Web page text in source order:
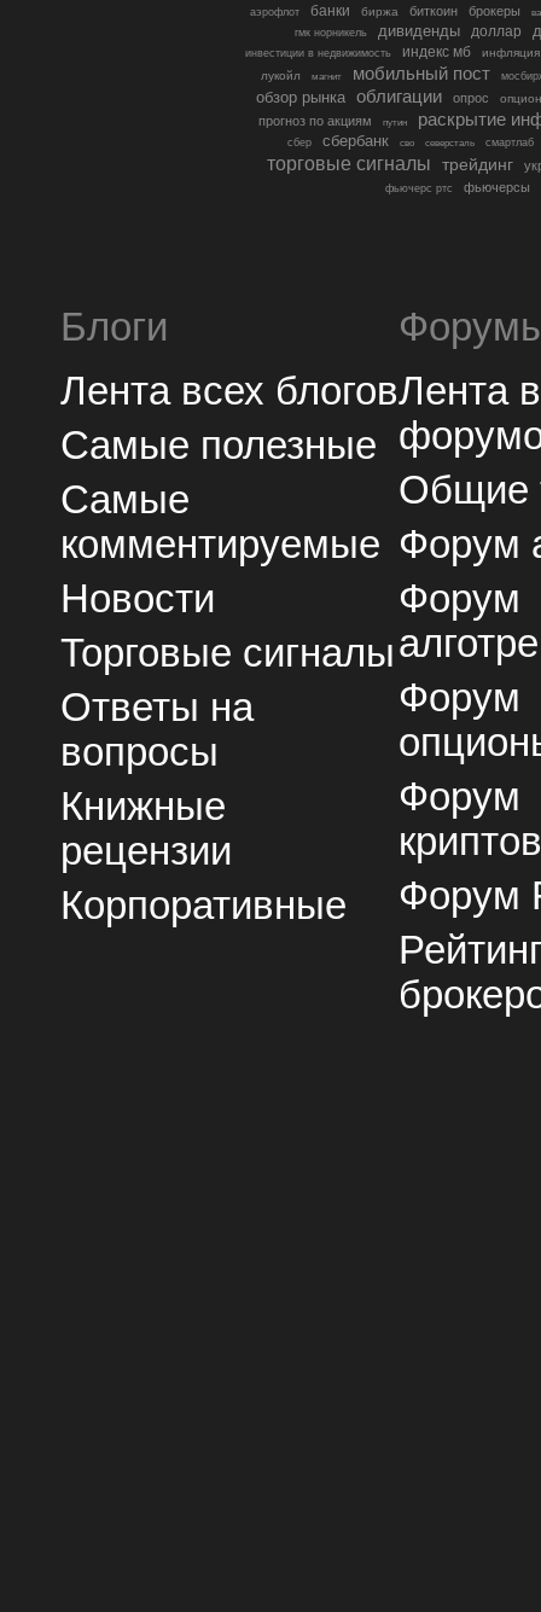
аэрофлот банки биржа биткоин брокеры
гмк норникель
дивиденды доллар
инвестиции в недвижимость индекс мб
инфляция
лукойл
магнит мобильный пост
обзор рынка облигации опрос
прогноз по акциям путин раскрытие
сбер сбербанк сво северсталь смартлаб
торговые сигналы трейдинг
фьючерс ртс фьючерсы
Блоги
Лента всех блогов
Самые полезные
Самые
комментируемые
Новости
Торговые сигналы
Ответы на
вопросы
Книжные
рецензии
Корпоративные
Лента
Общие
Форум
Форум
Форум
Форум
Форум